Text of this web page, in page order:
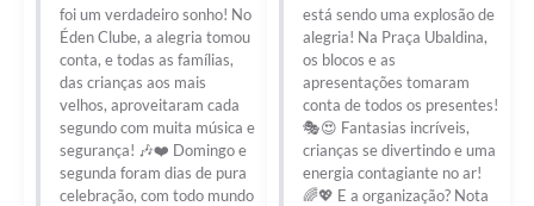
foi um verdadeiro sonho! No
Éden Clube, a alegria tomou
conta, e todas as famílias,
das crianças aos mais
velhos, aproveitaram cada
segundo com muita música e
segurança! 🎶❤️ Domingo e
segunda foram dias de pura
celebração, com todo mundo
está sendo uma explosão de
alegria! Na Praça Ubaldina,
os blocos e as
apresentações tomaram
conta de todos os presentes!
🎭😍 Fantasias incríveis,
crianças se divertindo e uma
energia contagiante no ar!
🌈💖 E a organização? Nota